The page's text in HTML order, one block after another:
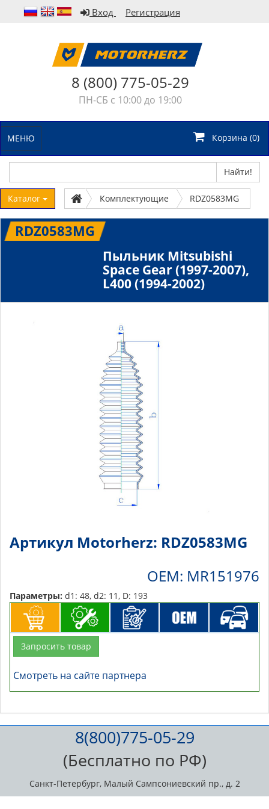
Вход Регистрация
8 (800) 775-05-29
ПН-СБ с 10:00 до 19:00
МЕНЮ Корзина (0)
Найти!
Каталог Комплектующие RDZ0583MG
RDZ0583MG
Пыльник Mitsubishi
Space Gear (1997-2007),
L400 (1994-2002)
Артикул Motorherz: RDZ0583MG
OEM: MR151976
Параметры: d1: 48, d2: 11, D: 193
Запросить товар
Смотреть на сайте партнера
8(800)775-05-29
(Бесплатно по РФ)
Санкт-Петербург, Малый Сампсониевский пр., д. 2